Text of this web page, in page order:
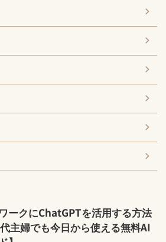
ークにChatGPTを活用する方法
代主婦でも今日から使える無料AI